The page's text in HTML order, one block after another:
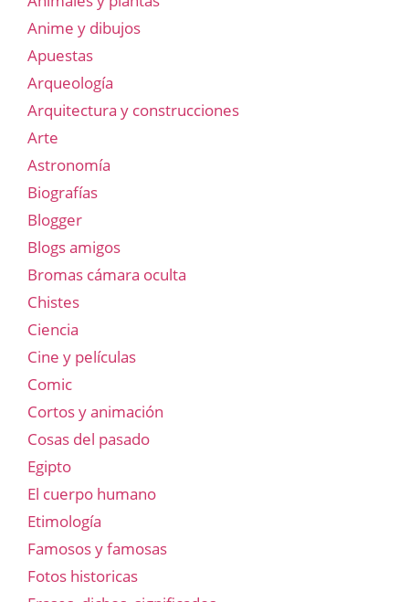
Anime y dibujos
Apuestas
Arqueología
Arquitectura y construcciones
Arte
Astronomía
Biografías
Blogger
Blogs amigos
Bromas cámara oculta
Chistes
Ciencia
Cine y películas
Comic
Cortos y animación
Cosas del pasado
Egipto
El cuerpo humano
Etimología
Famosos y famosas
Fotos historicas